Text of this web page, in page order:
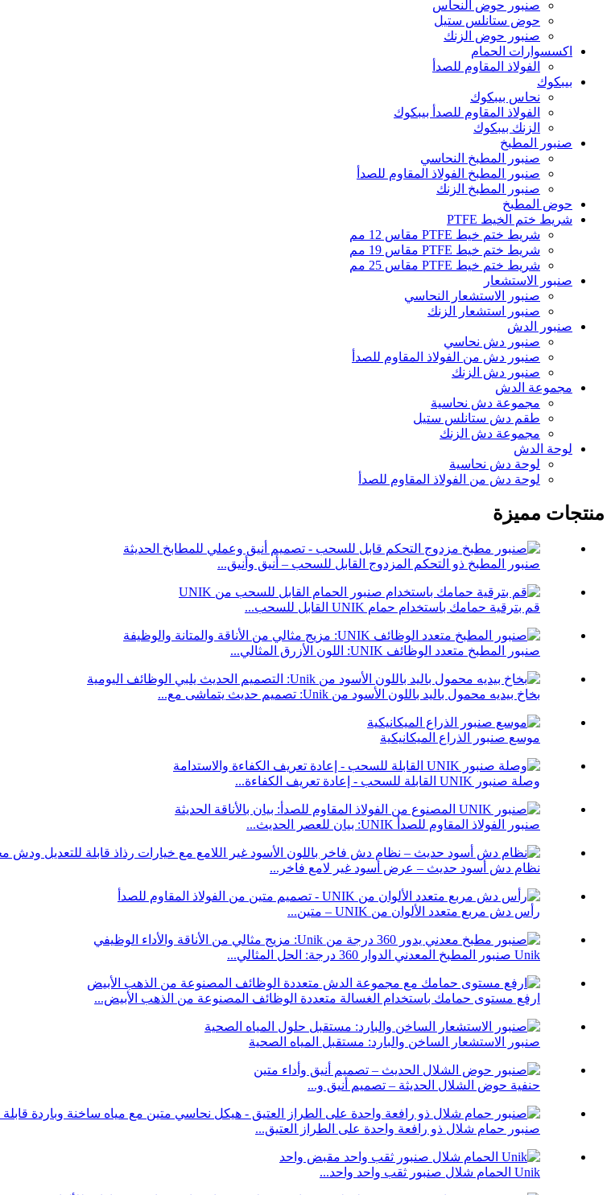
صنبور حوض النحاس
حوض ستانلس ستيل
صنبور حوض الزنك
اكسسوارات الحمام
الفولاذ المقاوم للصدأ
بيبكوك
نحاس بيبكوك
الفولاذ المقاوم للصدأ بيبكوك
الزنك بيبكوك
صنبور المطبخ
صنبور المطبخ النحاسي
صنبور المطبخ الفولاذ المقاوم للصدأ
صنبور المطبخ الزنك
حوض المطبخ
شريط ختم الخيط PTFE
شريط ختم خيط PTFE مقاس 12 مم
شريط ختم خيط PTFE مقاس 19 مم
شريط ختم خيط PTFE مقاس 25 مم
صنبور الاستشعار
صنبور الاستشعار النحاسي
صنبور استشعار الزنك
صنبور الدش
صنبور دش نحاسي
صنبور دش من الفولاذ المقاوم للصدأ
صنبور دش الزنك
مجموعة الدش
مجموعة دش نحاسية
طقم دش ستانلس ستيل
مجموعة دش الزنك
لوحة الدش
لوحة دش نحاسية
لوحة دش من الفولاذ المقاوم للصدأ
منتجات مميزة
صنبور المطبخ ذو التحكم المزدوج القابل للسحب – أنيق وأنيق...
قم بترقية حمامك باستخدام حمام UNIK القابل للسحب...
صنبور المطبخ متعدد الوظائف UNIK: اللون الأزرق المثالي...
بخاخ بيديه محمول باليد باللون الأسود من Unik: تصميم حديث يتماشى مع...
موسع صنبور الذراع الميكانيكية
وصلة صنبور UNIK القابلة للسحب - إعادة تعريف الكفاءة...
صنبور الفولاذ المقاوم للصدأ UNIK: بيان للعصر الحديث...
نظام دش أسود حديث – عرض أسود غير لامع فاخر...
رأس دش مربع متعدد الألوان من UNIK – متين...
Unik صنبور المطبخ المعدني الدوار 360 درجة: الحل المثالي...
ارفع مستوى حمامك باستخدام الغسالة متعددة الوظائف المصنوعة من الذهب الأبيض...
صنبور الاستشعار الساخن والبارد: مستقبل المياه الصحية
حنفية حوض الشلال الحديثة – تصميم أنيق و...
صنبور حمام شلال ذو رافعة واحدة على الطراز العتيق...
Unik الحمام شلال صنبور ثقب واحد واحد...